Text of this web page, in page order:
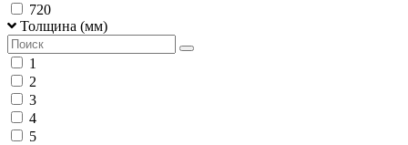
720
Толщина (мм)
1
2
3
4
5